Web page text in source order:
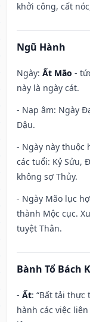
khởi công, cất
Ngũ Hành
Ngày: Ất Mão -
này là ngày cát.
- Nạp âm: Ngày
Dậu.
- Ngày này thuộc
các tuổi: Kỷ Sửu,
không sợ Thủy.
- Ngày Mão lục
thành Mộc cục.
tuyệt Thân.
Bành Tổ Bách
- Ất: “Bất tải
hành các việc